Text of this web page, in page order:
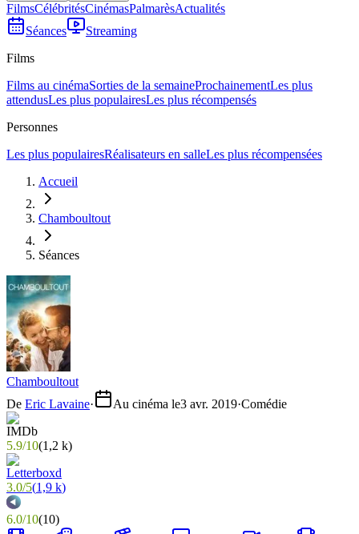
FilmsCélébritésCinémasPalmarèsActualités
Séances
Streaming
Films
Films au cinémaSorties de la semaineProchainementLes plus
attendusLes plus populairesLes plus récompensés
Personnes
Les plus populairesRéalisateurs en salleLes plus récompensées
Accueil
Chamboultout
Séances
Chamboultout
De Eric Lavaine· Au cinéma le3 avr. 2019·Comédie
5.9/10(1,2 k)
3.0/5(1,9 k)
6.0/10(10)